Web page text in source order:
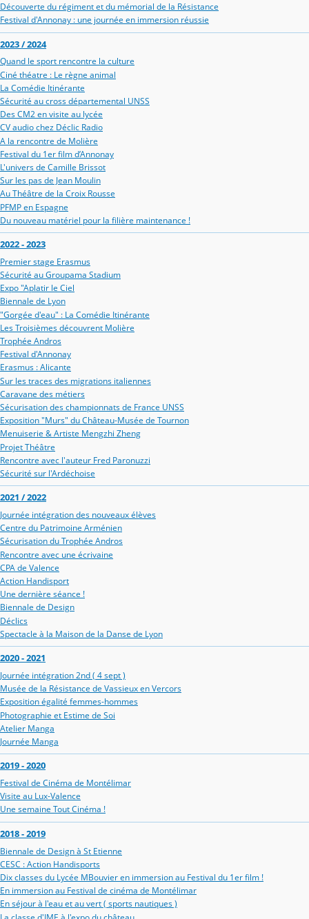
Découverte du régiment et du mémorial de la Résistance
Festival d'Annonay : une journée en immersion réussie
2023 / 2024
Quand le sport rencontre la culture
Ciné théatre : Le règne animal
La Comédie Itinérante
Sécurité au cross départemental UNSS
Des CM2 en visite au lycée
CV audio chez Déclic Radio
A la rencontre de Molière
Festival du 1er film d’Annonay
L'univers de Camille Brissot
Sur les pas de Jean Moulin
Au Théâtre de la Croix Rousse
PFMP en Espagne
Du nouveau matériel pour la filière maintenance !
2022 - 2023
Premier stage Erasmus
Sécurité au Groupama Stadium
Expo "Aplatir le Ciel
Biennale de Lyon
"Gorgée d'eau" : La Comédie Itinérante
Les Troisièmes découvrent Molière
Trophée Andros
Festival d'Annonay
Erasmus : Alicante
Sur les traces des migrations italiennes
Caravane des métiers
Sécurisation des championnats de France UNSS
Exposition "Murs" du Château-Musée de Tournon
Menuiserie & Artiste Mengzhi Zheng
Projet Théâtre
Rencontre avec l'auteur Fred Paronuzzi
Sécurité sur l'Ardéchoise
2021 / 2022
Journée intégration des nouveaux élèves
Centre du Patrimoine Arménien
Sécurisation du Trophée Andros
Rencontre avec une écrivaine
CPA de Valence
Action Handisport
Une dernière séance !
Biennale de Design
Déclics
Spectacle à la Maison de la Danse de Lyon
2020 - 2021
Journée intégration 2nd ( 4 sept )
Musée de la Résistance de Vassieux en Vercors
Exposition égalité femmes-hommes
Photographie et Estime de Soi
Atelier Manga
Journée Manga
2019 - 2020
Festival de Cinéma de Montélimar
Visite au Lux-Valence
Une semaine Tout Cinéma !
2018 - 2019
Biennale de Design à St Etienne
CESC : Action Handisports
Dix classes du Lycée MBouvier en immersion au Festival du 1er film !
En immersion au Festival de cinéma de Montélimar
En séjour à l'eau et au vert ( sports nautiques )